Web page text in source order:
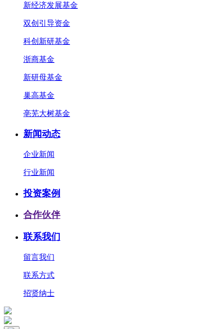
新经济发展基金
双创引导资金
科创新研基金
浙商基金
新研母基金
巢高基金
亳芜大树基金
新闻动态
企业新闻
行业新闻
投资案例
合作伙伴
联系我们
留言我们
联系方式
招贤纳士